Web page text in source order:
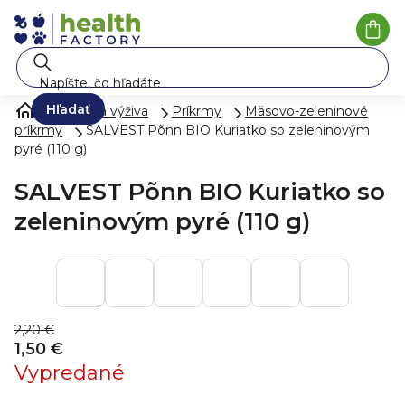
Prejsť
na
obsah
Hľadať
Mlieko a výživa Príkrmy
Mäsovo-zeleninové
príkrmy
SALVEST Põnn BIO Kuriatko so zeleninovým
pyré (110 g)
SALVEST Põnn BIO Kuriatko so
zeleninovým pyré (110 g)
2,20 €
1,50 €
Vypredané